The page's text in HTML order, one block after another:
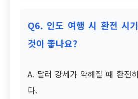
Q6. 인도 여행 시 환전 시
것이 좋나요?
A. 달러 강세가 약해질 때 환전
다.